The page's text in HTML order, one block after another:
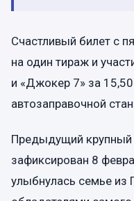
Счастливый билет с
на один тираж и
и «Джокер 7» за
автозаправочной
Предыдущий
зафиксирован 8
улыбнулась семье из